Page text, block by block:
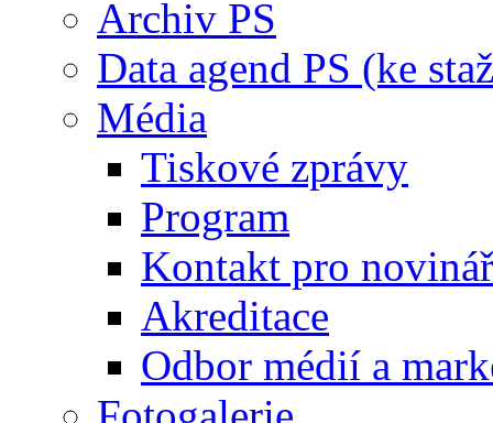
Archiv PS
Data agend PS (ke
Média
Tiskové zprávy
Program
Kontakt pro
Akreditace
Odbor médií a